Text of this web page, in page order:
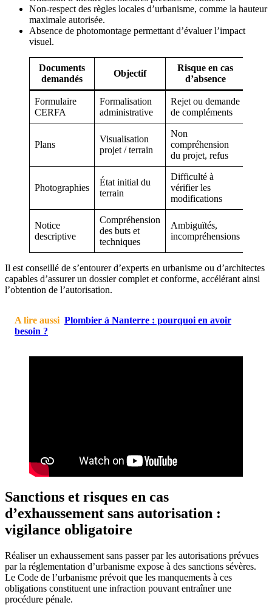
Non-respect des règles locales d’urbanisme, comme la hauteur
maximale autorisée.
Absence de photomontage permettant d’évaluer l’impact
visuel.
Documents
demandés
Objectif
Risque en cas
d’absence
Formulaire
CERFA
Formalisation
administrative
Rejet ou demande
de compléments
Plans
Visualisation
projet / terrain
Non
compréhension
du projet, refus
Photographies
État initial du
terrain
Difficulté à
vérifier les
modifications
Notice
descriptive
Compréhension
des buts et
techniques
Ambiguïtés,
incompréhensions
Il est conseillé de s’entourer d’experts en urbanisme ou d’architectes
capables d’assurer un dossier complet et conforme, accélérant ainsi
l’obtention de l’autorisation.
A lire aussi Plombier à Nanterre : pourquoi en avoir
besoin ?
Sanctions et risques en cas
d’exhaussement sans autorisation :
vigilance obligatoire
Réaliser un exhaussement sans passer par les autorisations prévues
par la réglementation d’urbanisme expose à des sanctions sévères.
Le Code de l’urbanisme prévoit que les manquements à ces
obligations constituent une infraction pouvant entraîner une
procédure pénale.